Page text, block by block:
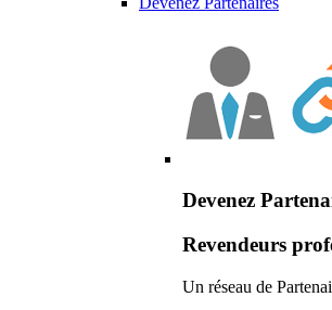
Devenez
Revendeurs
Un réseau de